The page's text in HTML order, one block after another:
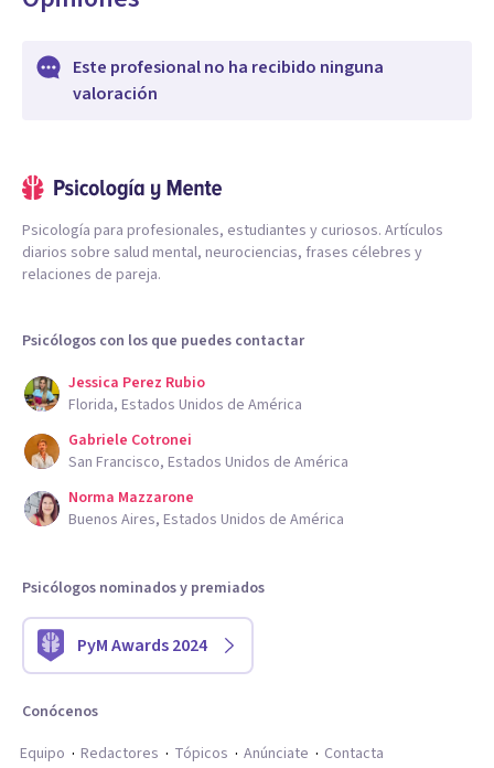
Este profesional no ha recibido ninguna
valoración
Psicología para profesionales, estudiantes y curiosos. Artículos
diarios sobre salud mental, neurociencias, frases célebres y
relaciones de pareja.
Psicólogos con los que puedes contactar
Jessica Perez Rubio
Florida, Estados Unidos de América
Gabriele Cotronei
San Francisco, Estados Unidos de América
Norma Mazzarone
Buenos Aires, Estados Unidos de América
Psicólogos nominados y premiados
PyM Awards 2024
Conócenos
Equipo
Redactores Tópicos Anúnciate Contacta